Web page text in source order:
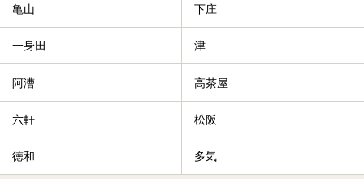
亀山 下庄
一身田 津
阿漕 高茶屋
六軒 松阪
徳和 多気